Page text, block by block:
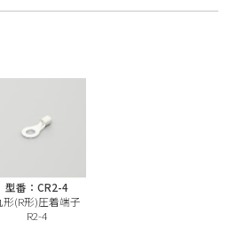
型番：CR2-4
形(R形)圧着端子
R2-4